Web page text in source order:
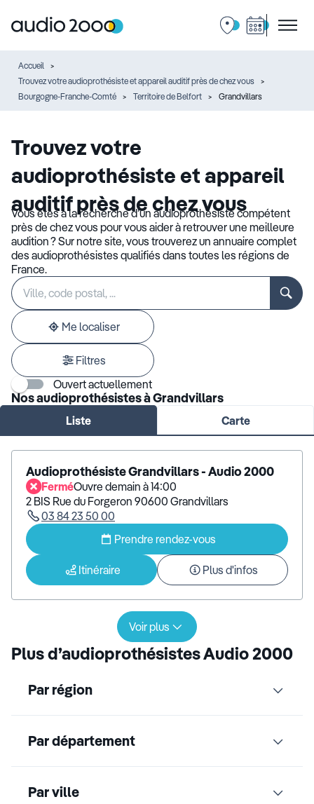
Accueil
Trouvez votre audioprothésiste et appareil auditif près de chez vous
Bourgogne-Franche-Comté
Territoire de Belfort Grandvillars
Trouvez votre
audioprothésiste et appareil
auditif près de chez vous
Vous êtes à la recherche d’un audioprothésiste compétent
près de chez vous pour vous aider à retrouver une meilleure
audition ? Sur notre site, vous trouverez un annuaire complet
des audioprothésistes qualifiés dans toutes les régions de
France.
Rechercher
établissement
Veuillez
renseigner
une
adresse
Me localiser
Filtres
Ouvert actuellement
Nos audioprothésistes à Grandvillars
Liste Carte
Audioprothésiste Grandvillars - Audio 2000
FerméOuvre demain à 14:00
2 BIS Rue du Forgeron 90600 Grandvillars
03 84 23 50 00
Prendre rendez-vous
Itinéraire Plus d'infos
Voir plus
Plus d’audioprothésistes Audio 2000
Par région
Par département
Par ville